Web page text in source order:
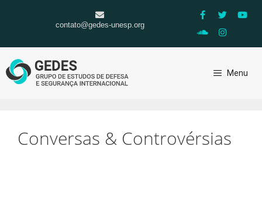
contato@gedes-unesp.org
Menu
Conversas & Controvérsias